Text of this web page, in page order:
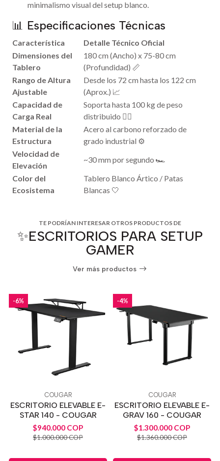
minimalismo visual del setup blanco.
📊 Especificaciones Técnicas
Característica
Detalle Técnico Oficial
Dimensiones del
Tablero
180 cm (Ancho) x 75-80 cm
(Profundidad) 📏
Rango de Altura
Ajustable
Desde los 72 cm hasta los 122 cm
(Aprox.) 📈
Capacidad de
Carga Real
Soporta hasta 100 kg de peso
distribuido 🏋️‍♂️
Material de la
Estructura
Acero al carbono reforzado de
grado industrial ⚙️
Velocidad de
Elevación
~30 mm por segundo 🏎️
Color del
Ecosistema
Tablero Blanco Ártico / Patas
Blancas 🤍
TE PODRÍAN INTERESAR OTROS PRODUCTOS DE
✨ESCRITORIOS PARA SETUP
GAMER
Ver más productos
-6%
COUGAR
ESCRITORIO ELEVABLE E-
STAR 140 - COUGAR
$940.000 COP
$1.000.000 COP
-4%
COUGAR
ESCRITORIO ELEVABLE E-
GRAV 160 - COUGAR
$1.300.000 COP
$1.360.000 COP